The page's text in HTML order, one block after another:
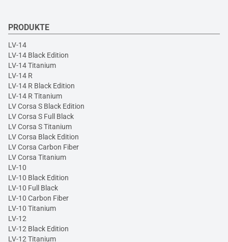
PRODUKTE
LV-14
LV-14 Black Edition
LV-14 Titanium
LV-14 R
LV-14 R Black Edition
LV-14 R Titanium
LV Corsa S Black Edition
LV Corsa S Full Black
LV Corsa S Titanium
LV Corsa Black Edition
LV Corsa Carbon Fiber
LV Corsa Titanium
LV-10
LV-10 Black Edition
LV-10 Full Black
LV-10 Carbon Fiber
LV-10 Titanium
LV-12
LV-12 Black Edition
LV-12 Titanium